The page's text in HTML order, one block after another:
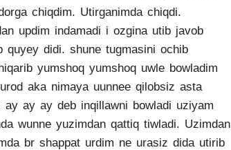
chiqdim. Utirganimda chiqdi.
updim indamadi i ozgina utib javob
quyey didi. shune tugmasini ochib
yumshoq yumshoq uwle bowladim
aka nimaya uunnee qilobsiz asta
ay ay ay deb inqillawni bowladi uziyam
wunne yuzimdan qattiq tiwladi. Uzimdan
br shappat urdim ne urasiz dida utirib